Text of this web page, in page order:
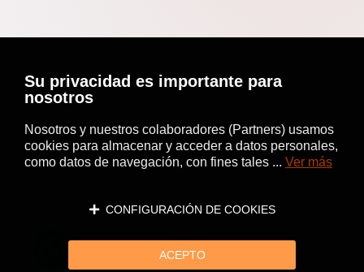
Su privacidad es importante para
nosotros
Nosotros y nuestros colaboradores (Partners) usamos
cookies para almacenar y acceder a datos personales,
como datos de navegación, con fines tales ... Ver más
CONFIGURACIÓN DE COOKIES
ACEPTO